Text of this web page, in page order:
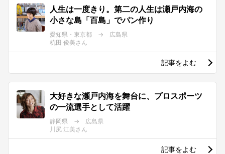
人生は一度きり。第二の人生は瀬戸内海の
小さな島「百島」でパン作り
愛知県・東京都 → 広島県
杭田 俊美さん
記事をよむ
大好きな瀬戸内海を舞台に、プロスポーツ
の一流選手として活躍
静岡県 → 広島県
川尻 江美さん
記事をよむ